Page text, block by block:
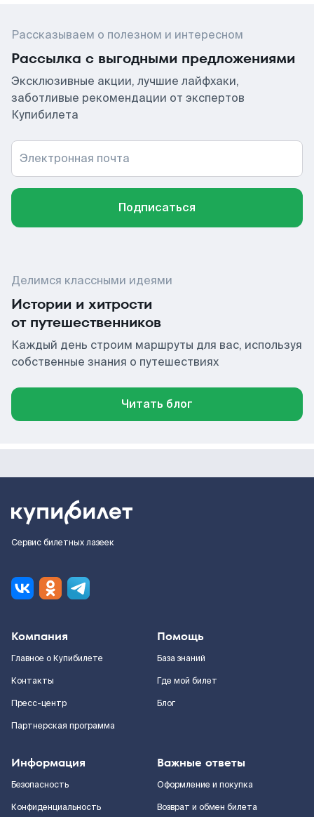
Рассказываем о полезном и интересном
Рассылка с выгодными предложениями
Эксклюзивные акции, лучшие лайфхаки,
заботливые рекомендации от экспертов
Купибилета
Электронная почта
Подписаться
Делимся классными идеями
Истории и хитрости
от путешественников
Каждый день строим маршруты для вас, используя
собственные знания о путешествиях
Читать блог
Сервис билетных лазеек
Компания
Главное о Купибилете
Контакты
Пресс-центр
Партнерская программа
Помощь
База знаний
Где мой билет
Блог
Информация
Безопасность
Конфиденциальность
Важные ответы
Оформление и покупка
Возврат и обмен билета